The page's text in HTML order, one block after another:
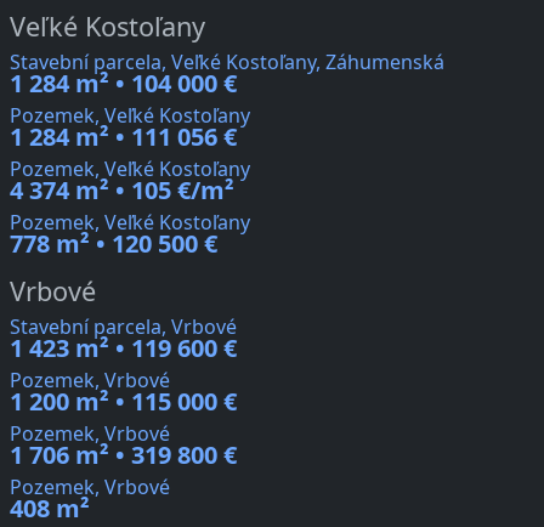
Veľké Kostoľany
Stavební parcela, Veľké Kostoľany, Záhumenská
1 284 m² • 104 000 €
Pozemek, Veľké Kostoľany
1 284 m² • 111 056 €
Pozemek, Veľké Kostoľany
4 374 m² • 105 €/m²
Pozemek, Veľké Kostoľany
778 m² • 120 500 €
Vrbové
Stavební parcela, Vrbové
1 423 m² • 119 600 €
Pozemek, Vrbové
1 200 m² • 115 000 €
Pozemek, Vrbové
1 706 m² • 319 800 €
Pozemek, Vrbové
408 m²